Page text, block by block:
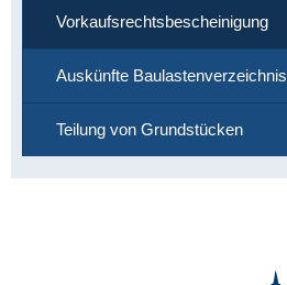
Vorkaufsrechtsbescheinigung
Auskünfte Baulastenverzeichnis
Teilung von Grundstücken